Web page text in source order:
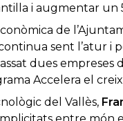
i augmentar un
de
sent l’atur i
dues empreses
Accelera el
del Vallès,